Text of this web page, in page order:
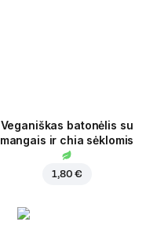
Veganiškas batonėlis su
mangais ir chia sėklomis
1,80 €